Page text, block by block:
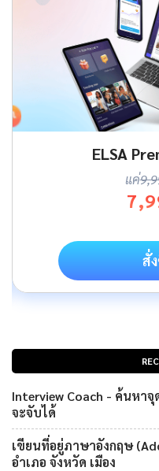
Interview Coach - ค้นหา
จะจับได้
เขียนที่อยู่ภาษาอังกฤษ
อำเภอ จังหวัด เมือง
ELSA
แค่
สั่